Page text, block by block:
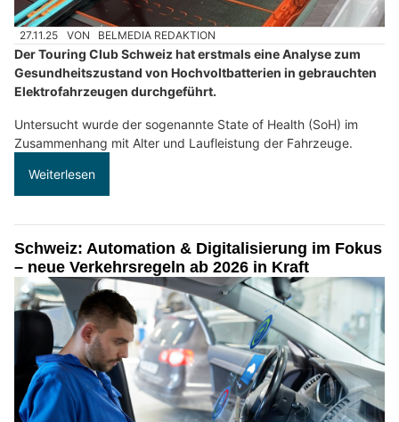
27.11.25 VON BELMEDIA REDAKTION
Der Touring Club Schweiz hat erstmals eine Analyse zum
Gesundheitszustand von Hochvoltbatterien in gebrauchten
Elektrofahrzeugen durchgeführt.
Untersucht wurde der sogenannte State of Health (SoH) im
Zusammenhang mit Alter und Laufleistung der Fahrzeuge.
Weiterlesen
Schweiz: Automation & Digitalisierung im Fokus
– neue Verkehrsregeln ab 2026 in Kraft